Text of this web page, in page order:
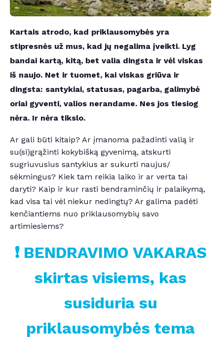
Kartais atrodo, kad priklausomybės yra
stipresnės už mus, kad jų negalima įveikti. Lyg
bandai kartą, kitą, bet valia dingsta ir vėl viskas
iš naujo. Net ir tuomet, kai viskas griūva ir
dingsta: santykiai, statusas, pagarba, galimybė
oriai gyventi, valios nerandame. Nes jos tiesiog
nėra. Ir nėra tikslo.
Ar gali būti kitaip? Ar įmanoma pažadinti valią ir
su(si)grąžinti kokybišką gyvenimą, atskurti
sugriuvusius santykius ar sukurti naujus/
sėkmingus? Kiek tam reikia laiko ir ar verta tai
daryti? Kaip ir kur rasti bendraminčių ir palaikymą,
kad visa tai vėl niekur nedingtų? Ar galima padėti
kenčiantiems nuo priklausomybių savo
artimiesiems?
❗️ BENDRAVIMO VAKARAS
skirtas visiems, kas
susiduria su
priklausomybės tema